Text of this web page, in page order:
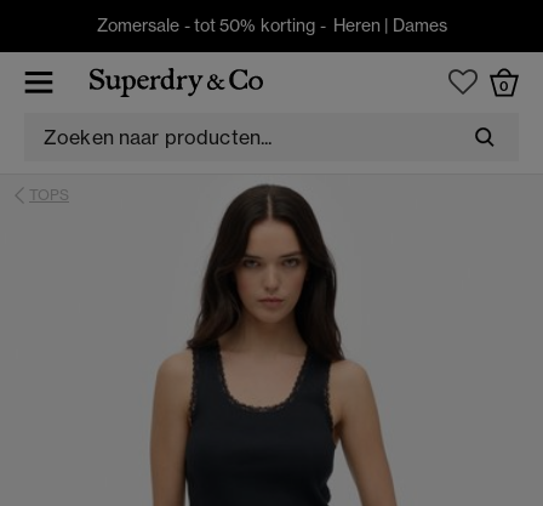
Zomersale - tot 50% korting - Heren | Dames
0
TOPS